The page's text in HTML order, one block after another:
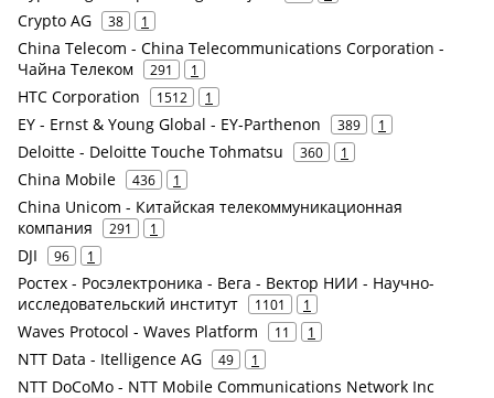
Crypto AG 38 1
China Telecom - China Telecommunications Corporation -
Чайна Телеком
291 1
HTC Corporation 1512 1
EY - Ernst & Young Global - EY-Parthenon 389 1
Deloitte - Deloitte Touche Tohmatsu 360 1
China Mobile 436 1
China Unicom - Китайская телекоммуникационная
компания
291 1
DJI 96 1
Ростех - Росэлектроника - Вега - Вектор НИИ - Научно-
исследовательский институт
1101 1
Waves Protocol - Waves Platform 11 1
NTT Data - Itelligence AG 49 1
NTT DoCoMo - NTT Mobile Communications Network Inc